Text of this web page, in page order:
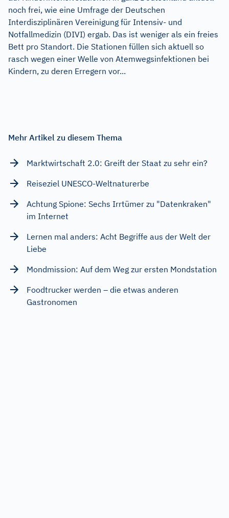
noch frei, wie eine Umfrage der Deutschen
Interdisziplinären Vereinigung für Intensiv- und
Notfallmedizin (DIVI) ergab. Das ist weniger als ein freies
Bett pro Standort. Die Stationen füllen sich aktuell so
rasch wegen einer Welle von Atemwegsinfektionen bei
Kindern, zu deren Erregern vor...
Mehr Artikel zu diesem Thema
Marktwirtschaft 2.0: Greift der Staat zu sehr ein?
Reiseziel UNESCO-Weltnaturerbe
Achtung Spione: Sechs Irrtümer zu "Datenkraken"
im Internet
Lernen mal anders: Acht Begriffe aus der Welt der
Liebe
Mondmission: Auf dem Weg zur ersten Mondstation
Foodtrucker werden – die etwas anderen
Gastronomen